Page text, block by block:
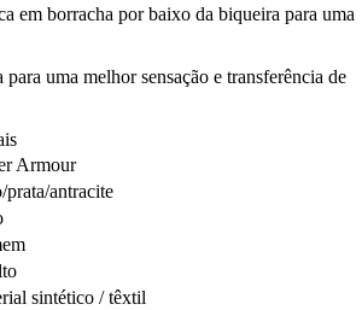
em borracha por baixo da biqueira para uma
uma melhor sensação e transferência de
Armour
prata/antracite
sintético / têxtil